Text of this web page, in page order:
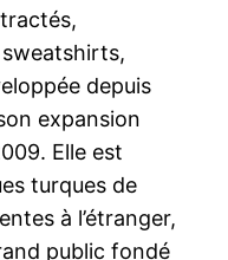
depuis
expansion
Elle est
turques de
à l’étranger,
public fondé